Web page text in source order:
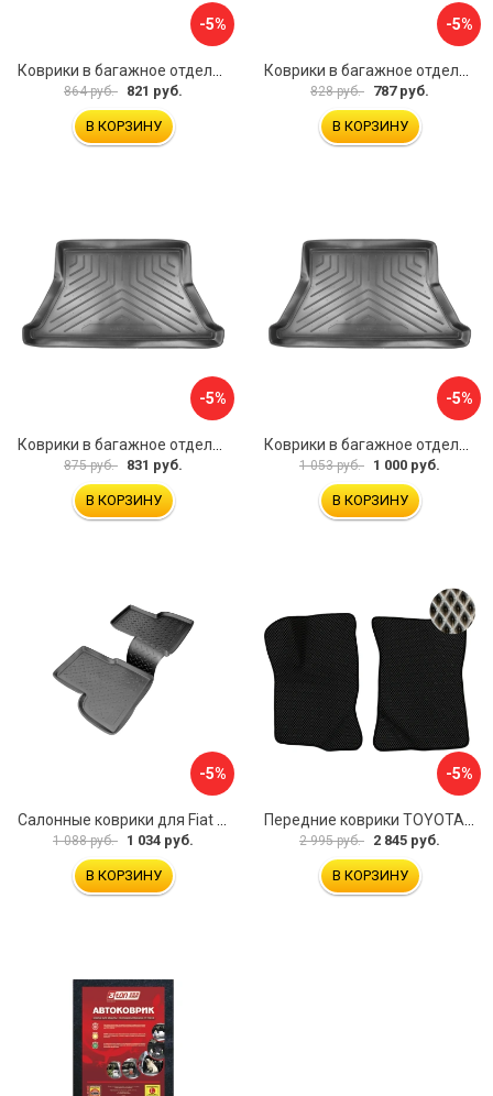
-5%
864 руб. 821 руб.
В КОРЗИНУ
-5%
828 руб. 787 руб.
В КОРЗИНУ
-5%
Коврики в багажное отделение для Volkswagen Jetta SD (2011) (c ушами) UNIDEC NPA00-E95-240
875 руб. 831 руб.
В КОРЗИНУ
-5%
Коврики в багажное отделение для Volkswagen Touareg (2010) (4-х зонный климат контроль) UNIDEC NPL-Bi-95-57
1 053 руб. 1 000 руб.
В КОРЗИНУ
-5%
1 088 руб. 1 034 руб.
В КОРЗИНУ
-5%
2 995 руб. 2 845 руб.
В КОРЗИНУ